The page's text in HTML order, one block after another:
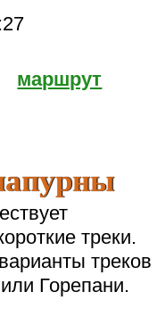
маршрут
треки.
треков
Горепани.